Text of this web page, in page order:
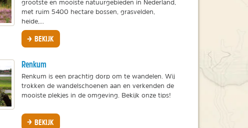
grootste en mooiste natuurgebieden in Nederland,
met ruim 5400 hectare bossen, grasvelden,
heide,...
BEKIJK
Renkum
Renkum is een prachtig dorp om te wandelen. Wij
trokken de wandelschoenen aan en verkenden de
mooiste plekjes in de omgeving. Bekijk onze tips!
BEKIJK